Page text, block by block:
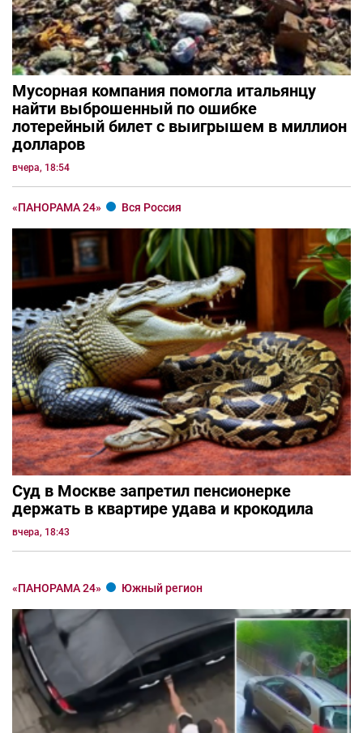
Мусорная компания помогла итальянцу
найти выброшенный по ошибке
лотерейный билет с выигрышем в миллион
долларов
вчера, 18:54
«ПАНОРАМА 24» Вся Россия
Суд в Москве запретил пенсионерке
держать в квартире удава и крокодила
вчера, 18:43
«ПАНОРАМА 24» Южный регион